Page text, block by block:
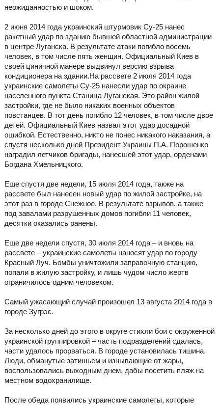
неожиданностью и шоком.
2 июня 2014 года украинский штурмовик Су-25 нанес
ракетный удар по зданию бывшей областной администрации
в центре Луганска. В результате атаки погибло восемь
человек, в том числе пять женщин. Официальный Киев в
своей циничной манере выдвинул версию взрыва
кондиционера на здании.На рассвете 2 июля 2014 года
украинские самолеты Су-25 нанесли удар по окраине
населенного пункта Станица Луганская. Это район жилой
застройки, где не было никаких военных объектов
повстанцев. В тот день погибло 12 человек, в том числе двое
детей. Официальный Киев назвал этот удар досадной
ошибкой. Естественно, никто не понес никакого наказания, а
спустя несколько дней Президент Украины П.А. Порошенко
наградил летчиков бригады, нанесшей этот удар, орденами
Богдана Хмельницкого.
Еще спустя две недели, 15 июля 2014 года, также на
рассвете был нанесен новый удар по жилой застройке, на
этот раз в городе Снежное. В результате взрывов, а также
под завалами разрушенных домов погибли 11 человек,
десятки оказались ранены.
Еще две недели спустя, 30 июля 2014 года – и вновь на
рассвете – украинские самолеты наносят удар по городу
Красный Луч. Бомбы уничтожили заправочную станцию,
попали в жилую застройку, и лишь чудом число жертв
ограничилось одним человеком.
Самый ужасающий случай произошел 13 августа 2014 года в
городе Зугрэс.
За несколько дней до этого в округе стихли бои с окруженной
украинской группировкой – часть подразделений сдалась,
части удалось прорваться. В городе установилась тишина.
Люди, обманутые затишьем и изнывающие от жары,
воспользовались выходным днем, дабы посетить пляж на
местном водохранилище.
После обеда появились украинские самолеты, которые